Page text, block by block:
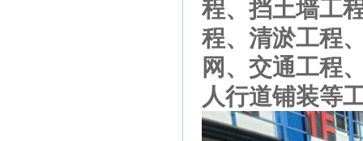
程、挡土墙工
程、清淤工程
网、交通工程
人行道铺装等